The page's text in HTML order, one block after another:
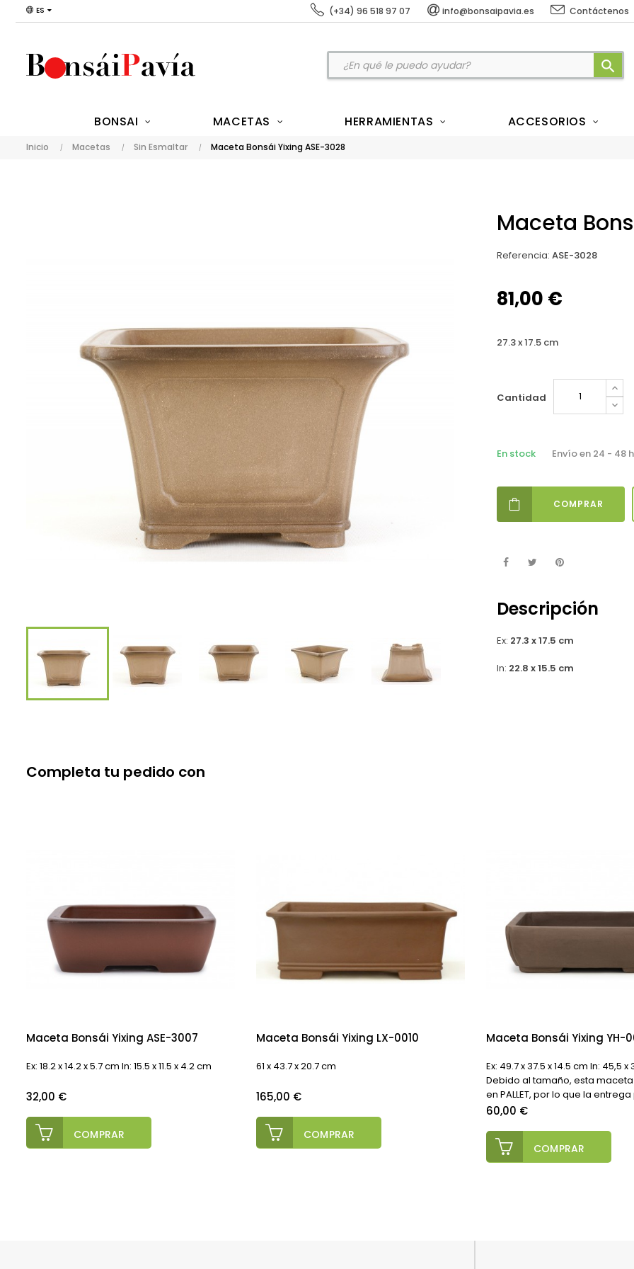
ES (+34) 96 518 97 07 info@bonsaipavia.es Contáctenos
search
BONSAI MACETAS HERRAMIENTAS ACCESORIOS
Inicio Macetas Sin Esmaltar Maceta Bonsái Yixing ASE-3028
Maceta
Referencia: ASE-3028
81,00 €
27.3 x 17.5 cm
Cantidad
En stock Envío en 24 - 48
COMPRAR
Descripción
Ex: 27.3 x 17.5 cm
In: 22.8 x 15.5 cm
Completa tu pedido con
Maceta Bonsái Yixing ASE-3007
Ex: 18.2 x 14.2 x 5.7 cm In: 15.5 x 11.5 x 4.2 cm
Precio
32,00 €
COMPRAR
Maceta Bonsái Yixing LX-0010
61 x 43.7 x 20.7 cm
Precio
165,00 €
COMPRAR
Maceta Bonsái Yixing YH-
Ex: 49.7 x 37.5 x 14.5 cm In: 45,5 x
Debido al tamaño, esta
en PALLET, por lo que la
Precio
60,00 €
COMPRAR